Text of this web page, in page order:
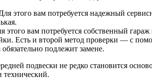
этого вам потребуется надежный
этого вам потребуется собственный
Есть и второй метод проверки — с
обязательно подлежит замене.
подвески не редко становится